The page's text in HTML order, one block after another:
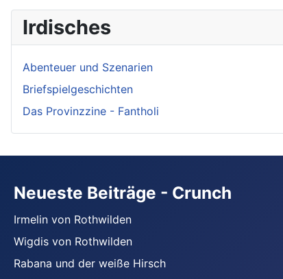
Irdisches
Abenteuer und Szenarien
Briefspielgeschichten
Das Provinzzine - Fantholi
Neueste Beiträge - Crunch
Irmelin von Rothwilden
Wigdis von Rothwilden
Rabana und der weiße Hirsch